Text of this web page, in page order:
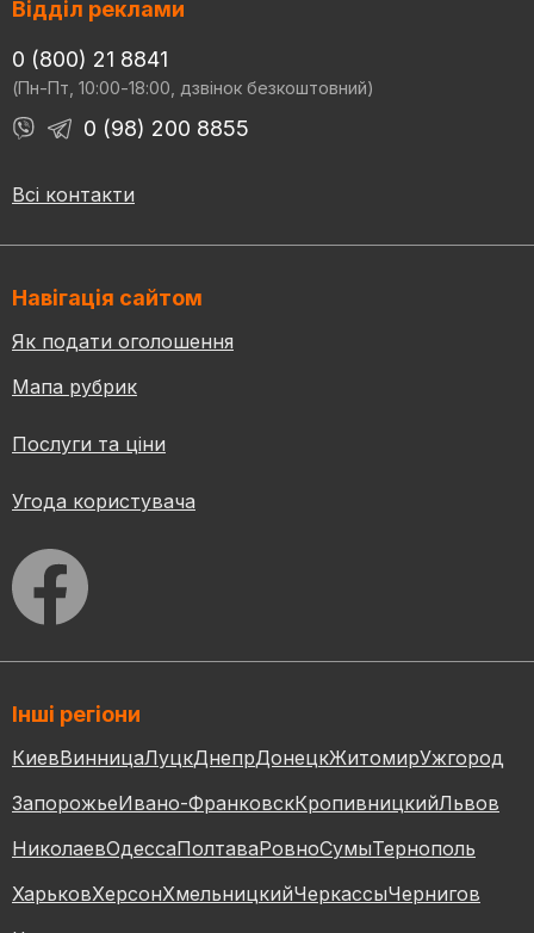
Відділ реклами
0 (800) 21 8841
(Пн-Пт, 10:00-18:00, дзвінок безкоштовний)
0 (98) 200 8855
Всі контакти
Навігація сайтом
Як подати оголошення
Мапа рубрик
Послуги та ціни
Угода користувача
Інші регіони
КиевВинницаЛуцкДнепрДонецкЖитомирУжгород
ЗапорожьеИвано-ФранковскКропивницкийЛьвов
НиколаевОдессаПолтаваРовноСумыТернополь
ХарьковХерсонХмельницкийЧеркассыЧернигов